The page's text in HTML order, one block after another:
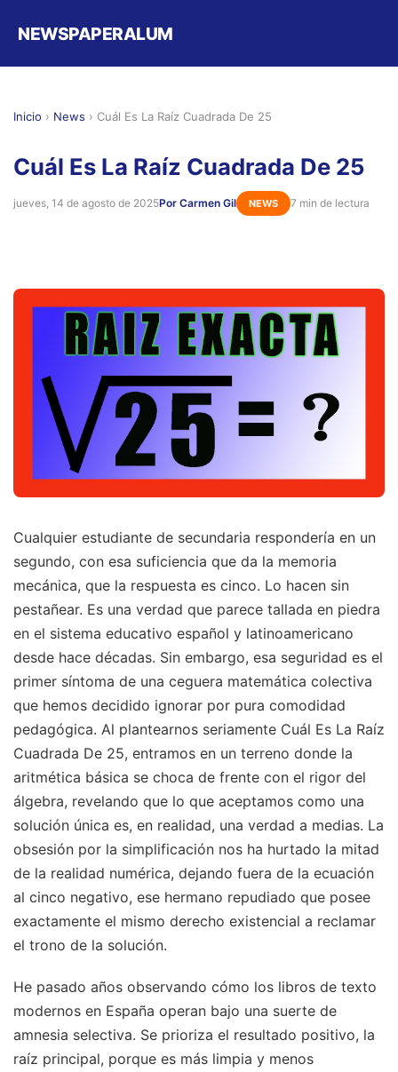
NEWSPAPERALUM
Inicio › News › Cuál Es La Raíz Cuadrada De 25
Cuál Es La Raíz Cuadrada De 25
jueves, 14 de agosto de 2025Por Carmen Gil NEWS 7 min de lectura
Cualquier estudiante de secundaria respondería en un
segundo, con esa suficiencia que da la memoria
mecánica, que la respuesta es cinco. Lo hacen sin
pestañear. Es una verdad que parece tallada en piedra
en el sistema educativo español y latinoamericano
desde hace décadas. Sin embargo, esa seguridad es el
primer síntoma de una ceguera matemática colectiva
que hemos decidido ignorar por pura comodidad
pedagógica. Al plantearnos seriamente Cuál Es La Raíz
Cuadrada De 25, entramos en un terreno donde la
aritmética básica se choca de frente con el rigor del
álgebra, revelando que lo que aceptamos como una
solución única es, en realidad, una verdad a medias. La
obsesión por la simplificación nos ha hurtado la mitad
de la realidad numérica, dejando fuera de la ecuación
al cinco negativo, ese hermano repudiado que posee
exactamente el mismo derecho existencial a reclamar
el trono de la solución.
He pasado años observando cómo los libros de texto
modernos en España operan bajo una suerte de
amnesia selectiva. Se prioriza el resultado positivo, la
raíz principal, porque es más limpia y menos